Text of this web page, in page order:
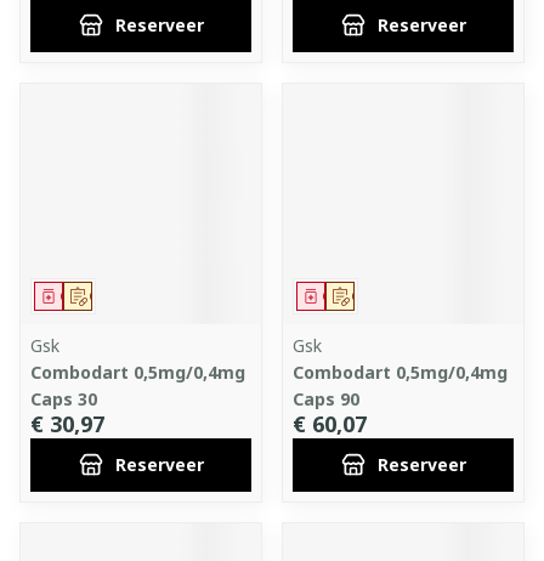
Reserveer Reserveer
Op voorschrift
Geneesmiddel
Gsk
Combodart 0,5mg/0,4mg
Caps 30
€ 30,97
Reserveer
Op voorschrift
Geneesmiddel
Gsk
Combodart 0,5mg/0,4mg
Caps 90
€ 60,07
Reserveer